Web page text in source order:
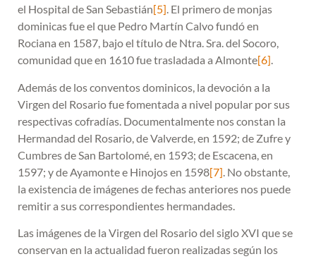
el Hospital de San Sebastián[5]. El primero de monjas
dominicas fue el que Pedro Martín Calvo fundó en
Rociana en 1587, bajo el título de Ntra. Sra. del Socoro,
comunidad que en 1610 fue trasladada a Almonte[6].
Además de los conventos dominicos, la devoción a la
Virgen del Rosario fue fomentada a nivel popular por sus
respectivas cofradías. Documentalmente nos constan la
Hermandad del Rosario, de Valverde, en 1592; de Zufre y
Cumbres de San Bartolomé, en 1593; de Escacena, en
1597; y de Ayamonte e Hinojos en 1598[7]. No obstante,
la existencia de imágenes de fechas anteriores nos puede
remitir a sus correspondientes hermandades.
Las imágenes de la Virgen del Rosario del siglo XVI que se
conservan en la actualidad fueron realizadas según los